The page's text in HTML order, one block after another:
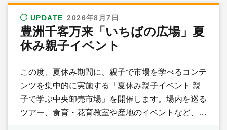
UPDATE 2026年8月7日
豊洲千客万来「いちばの広場」夏
休み親子イベント
この度、夏休み期間に、親子で市場を学べるコンテ
ンツを集中的に実施する「夏休み親子イベント 親
子で学ぶ中央卸売市場」を開催します。場内を巡る
ツアー、食育・花育教室や産地のイベントなど、子